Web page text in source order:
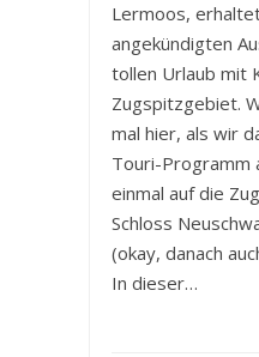
Lermoos,
angekündigten
tollen Urlaub mit
Zugspitzgebiet.
mal hier, als wir
Touri-Programm
einmal auf die
Schloss
(okay, danach
In dieser…